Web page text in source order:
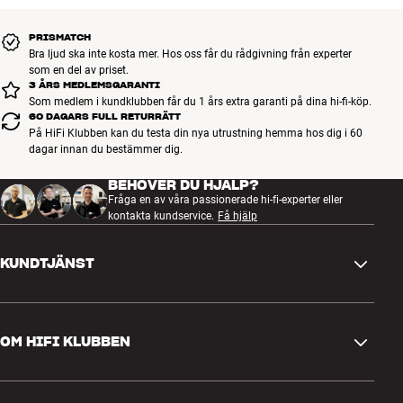
Kontakta din butik om du är intresserad av någon specialprodukt
som inte visas på vår hemsida, så tar vi hem den åt dig.
Mer från AudioQuest
PRISMATCH
Bra ljud ska inte kosta mer. Hos oss får du rådgivning från experter
som en del av priset.
3 ÅRS MEDLEMSGARANTI
Som medlem i kundklubben får du 1 års extra garanti på dina hi-fi-köp.
60 DAGARS FULL RETURRÄTT
På HiFi Klubben kan du testa din nya utrustning hemma hos dig i 60
dagar innan du bestämmer dig.
BEHÖVER DU HJÄLP?
Fråga en av våra passionerade hi-fi-experter eller
kontakta kundservice. Få hjälp
KUNDTJÄNST
Retur och reklamation
OM HIFI KLUBBEN